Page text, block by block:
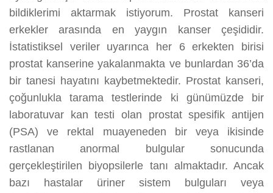
bildiklerimi aktarmak istiyorum. Prostat kanseri
erkekler arasında en yaygın kanser çeşididir.
İstatistiksel veriler uyarınca her 6 erkekten birisi
prostat kanserine yakalanmakta ve bunlardan 36’da
bir tanesi hayatını kaybetmektedir. Prostat kanseri,
çoğunlukla tarama testlerinde ki günümüzde bir
laboratuvar kan testi olan prostat spesifik antijen
(PSA) ve rektal muayeneden bir veya ikisinde
rastlanan anormal bulgular sonucunda
gerçekleştirilen biyopsilerle tanı almaktadır. Ancak
bazı hastalar üriner sistem bulguları veya